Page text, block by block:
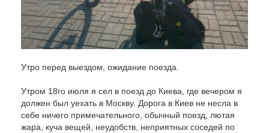
Утро перед выездом, ожидание поезда.
Утром 18го июля я сел в поезд до Киева, где вечером я
должен был уехать в Москву. Дорога в Киев не несла в
себе ничего примечательного, обычный поезд, лютая
жара, куча вещей, неудобств, неприятных соседей по